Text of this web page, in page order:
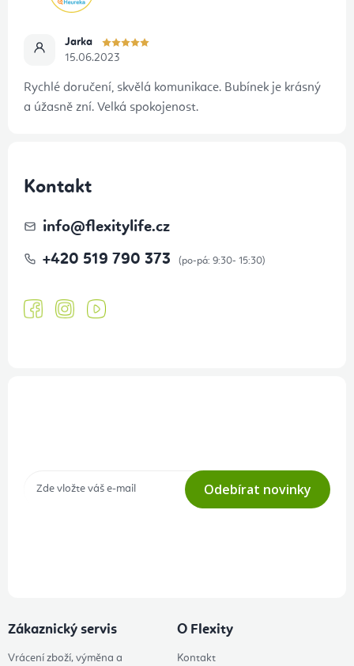
Jarka
15.06.2023
Rychlé doručení, skvělá komunikace. Bubínek je krásný
a úžasně zní. Velká spokojenost.
Kontakt
info@flexitylife.cz
+420 519 790 373
Odebírat novinky
Zákaznický servis
Vrácení zboží, výměna a
O Flexity
Kontakt